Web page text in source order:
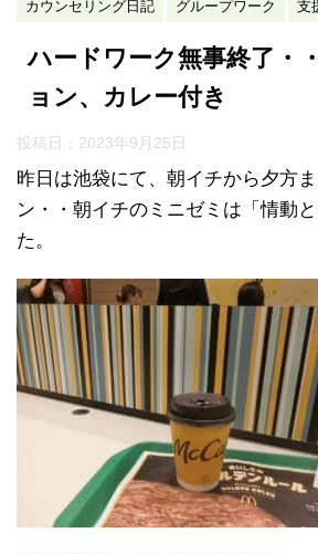
カウンセリング日記 グループワーク 支
ハードワーク無事終了・
ョン、カレー付き
投稿日： 2023年9月25日
昨日は池袋にて、朝イチから夕方
ン・・朝イチのミニゼミは「情動
た。